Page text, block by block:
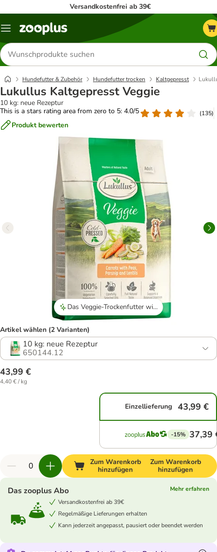
Versandkostenfrei ab 39€
Menü
Produkte
suchen
Hundefutter & Zubehör Hundefutter trocken Kaltgepresst
Lukullus Kaltgepresst Veggie
10 kg: neue Rezeptur
This is a stars rating area from zero to 5: 4.0/5
(135)
Produkt bewerten
Das Veggie-Trockenfutter wird von vielen Hunden gerne gefressen und gut vertragen.
Artikel wählen (2 Varianten)
10 kg: neue Rezeptur
650144.12
43,99 €
4,40 € / kg
Einzellieferung 43,99 €
-15% 37,39
Zum Warenkorb
hinzufügen
Zum Warenkorb
hinzufügen
Das zooplus Abo
Mehr erfahren
Versandkostenfrei ab 39€
Regelmäßige Lieferungen erhalten
Kann jederzeit angepasst, pausiert oder beendet werden